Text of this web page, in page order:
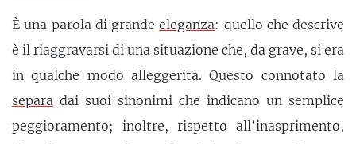
È una parola di grandeeleganza: quello che descrive
è il riaggravarsi di una situazione che, da grave, si era
in qualche modo alleggerita. Questo connotato la
separa dai suoi sinonimi che indicano un semplice
peggioramento; inoltre, rispetto all’inasprimento,